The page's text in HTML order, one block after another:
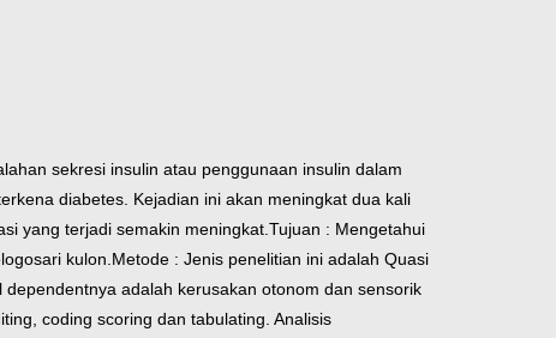
sekresi insulin atau penggunaan insulin dalam
diabetes. Kejadian ini akan meningkat dua kali
yang terjadi semakin meningkat.Tujuan : Mengetahui
kulon.Metode : Jenis penelitian ini adalah Quasi
adalah kerusakan otonom dan sensorik
coding scoring dan tabulating. Analisis